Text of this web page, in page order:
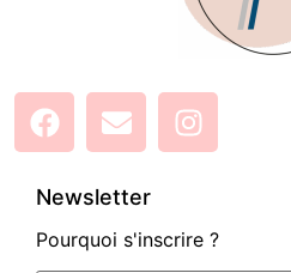
Newsletter
Pourquoi s'inscrire ?